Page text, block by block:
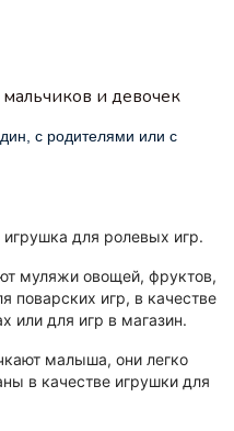
и девочек
с родителями или с
для ролевых игр.
муляжи овощей, фруктов,
поварских игр, в качестве
или для игр в магазин.
малыша, они легко
в качестве игрушки для